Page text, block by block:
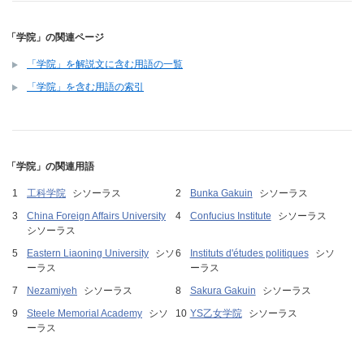
「学院」の関連ページ
「学院」を解説文に含む用語の一覧
「学院」を含む用語の索引
「学院」の関連用語
工科学院 シソーラス Bunka Gakuin
シソーラス
China Foreign Affairs University
シソーラス
Confucius Institute シソーラス
Eastern Liaoning University
シソ
ーラス
Instituts d'études politiques
シソ
ーラス
Nezamiyeh
シソーラス Sakura Gakuin
シソーラス
Steele Memorial Academy
シソ
ーラス
YS乙女学院 シソーラス